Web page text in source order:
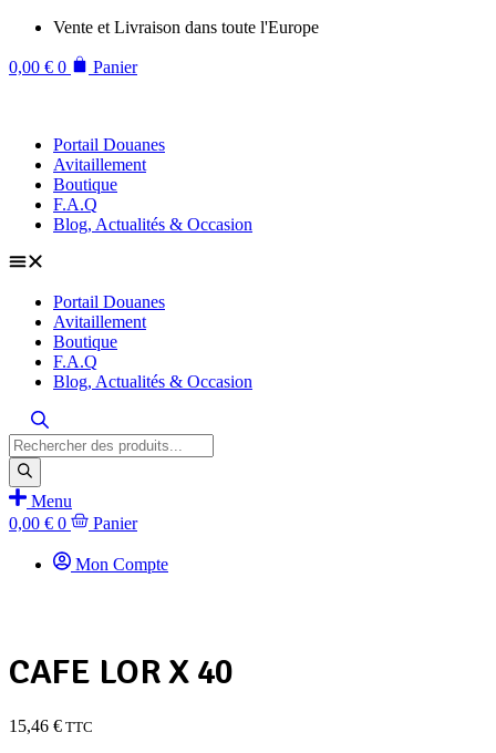
Aller
contenu
Vente et Livraison dans toute l'Europe
0,00 € 0 Panier
Portail Douanes
Avitaillement
Boutique
F.A.Q
Blog, Actualités & Occasion
Portail Douanes
Avitaillement
Boutique
F.A.Q
Blog, Actualités & Occasion
Recherche
de
produits
Menu
0,00 € 0 Panier
Mon Compte
CAFE LOR X 40
15,46 € TTC